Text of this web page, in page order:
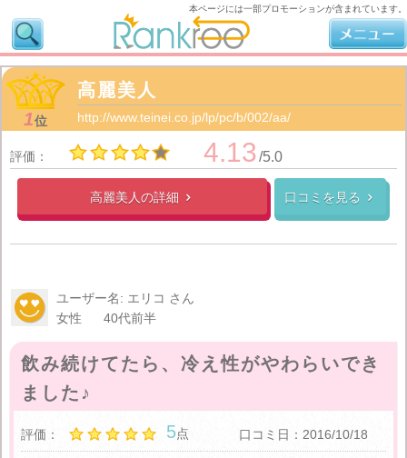
1位
高麗美人
http://www.teinei.co.jp/lp/pc/b/002/aa/
評価： 4.13/5.0
高麗美人の詳細  口コミを見る 
ユーザー名: エリコ さん
女性
40代前半
飲み続けてたら、冷え性がやわらいでき
ました♪
評価： 5点 口コミ日：2016/10/18
本ページには一部プロモーションが含まれています。